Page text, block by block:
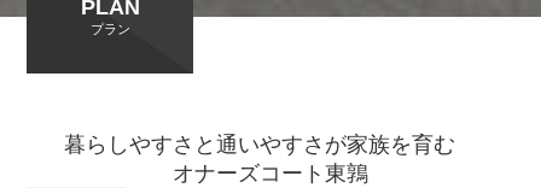
PLAN
プラン
暮らしやすさと通いやすさが家族を育む
オナーズコート東鶉